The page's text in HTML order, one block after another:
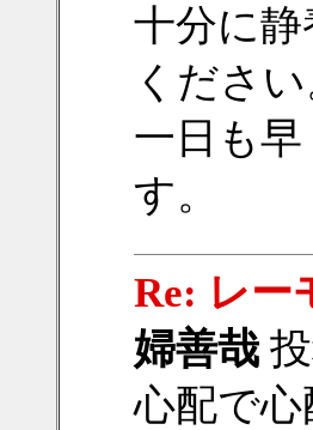
十分に
ください
一日も
す。
Re: レー
婦善哉
心配で